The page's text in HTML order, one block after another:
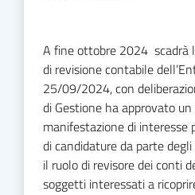
A fine ottobre 2024 scadrà
di revisione contabile
25/09/2024, con
di Gestione ha approvato
manifestazione di interesse
di candidature da parte
il ruolo di revisore dei conti
soggetti interessati a